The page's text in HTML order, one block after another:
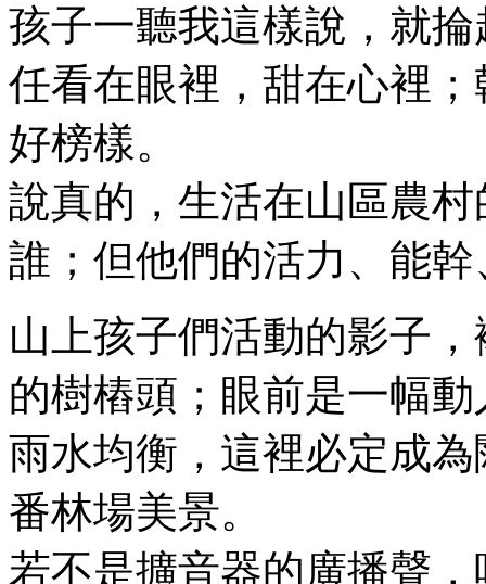
孩子一聽我這樣說，就
任看在眼裡，甜在心裡
好榜樣。
說真的，生活在山區農
誰；但他們的活力、能
山上孩子們活動的影子
的樹樁頭；眼前是一幅
雨水均衡，這裡必定成
番林場美景。
若不是擴音器的廣播聲